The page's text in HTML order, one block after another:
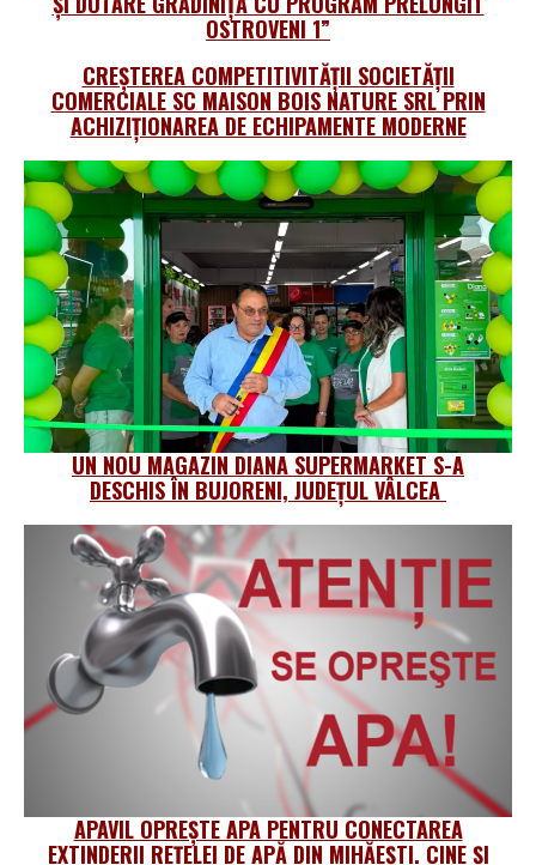
OSTROVENI 1”
CREȘTEREA COMPETITIVITĂȚII SOCIETĂȚII
COMERCIALE SC MAISON BOIS NATURE SRL PRIN
ACHIZIȚIONAREA DE ECHIPAMENTE MODERNE
UN NOU MAGAZIN DIANA SUPERMARKET S-A
DESCHIS ÎN BUJORENI, JUDEȚUL VÂLCEA
APAVIL OPREȘTE APA PENTRU CONECTAREA
EXTINDERII REȚELEI DE APĂ DIN MIHĂEȘTI. CINE ȘI